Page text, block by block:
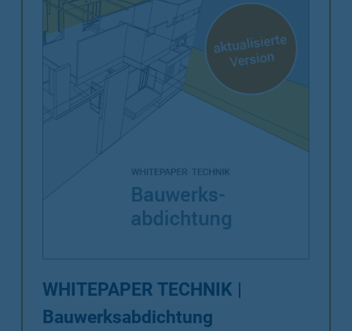
WHITEPAPER TECHNIK |
Bauwerksabdichtung